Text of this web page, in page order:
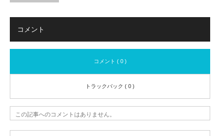
コメント
コメント ( 0 )
トラックバック ( 0 )
この記事へのコメントはありません。